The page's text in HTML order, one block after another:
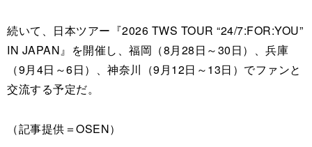
続いて、日本ツアー『2026 TWS TOUR “24/7:FOR:YOU”
IN JAPAN』を開催し、福岡（8月28日～30日）、兵庫
（9月4日～6日）、神奈川（9月12日～13日）でファンと
交流する予定だ。
（記事提供＝OSEN）